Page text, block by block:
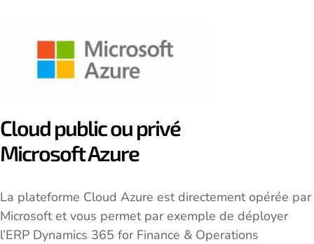
Cloud public ou privé
Microsoft Azure
La plateforme Cloud Azure est directement opérée par
Microsoft et vous permet par exemple de déployer
l’ERP Dynamics 365 for Finance & Operations